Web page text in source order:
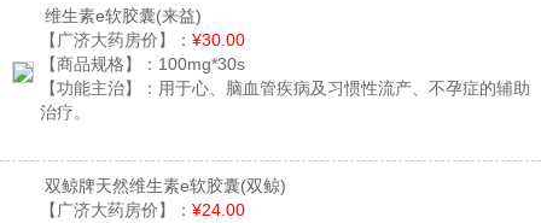
维生素e软胶囊(来益)
【广济大药房价】： ¥30.00
【商品规格】： 100mg*30s
【功能主治】： 用于心、脑血管疾病及习惯性流产、不孕症的辅助
治疗。
双鲸牌天然维生素e软胶囊(双鲸)
【广济大药房价】： ¥24.00